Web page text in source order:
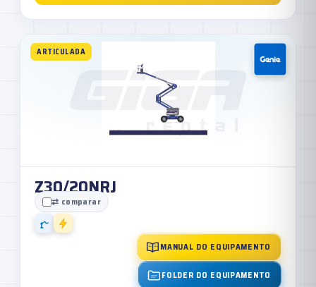
ARTICULADA
Z30/20NRJ
⇄ comparar
MANUAL DO EQUIPAMENTO
FOLDER DO EQUIPAMENTO